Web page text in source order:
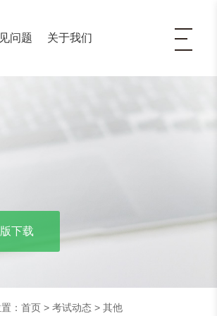
问题 关于我们
下载
： 首页> 考试动态> 其他